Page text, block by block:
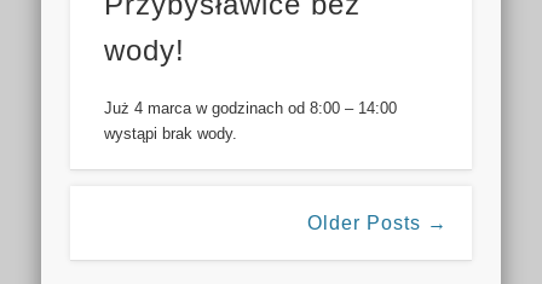
wody!
Już 4 marca w godzinach od 8:00 – 14:00
wystąpi brak wody.
Older Posts →